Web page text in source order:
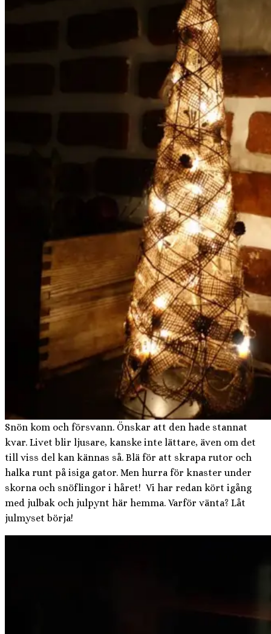
Snön kom och försvann. Önskar att den hade stannat
kvar. Livet blir ljusare, kanske inte lättare, även om det
till viss del kan kännas så. Blä för att skrapa rutor och
halka runt på isiga gator. Men hurra för knaster under
skorna och snöflingor i håret! Vi har redan kört igång
med julbak och julpynt här hemma. Varför vänta? Låt
julmyset börja!